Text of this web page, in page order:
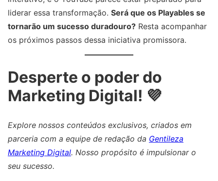
liderar essa transformação. Será que os Playables se
tornarão um sucesso duradouro? Resta acompanhar
os próximos passos dessa iniciativa promissora.
Desperte o poder do
Marketing Digital! 💜
Explore nossos conteúdos exclusivos, criados em
parceria com a equipe de redação da Gentileza
Marketing Digital. Nosso propósito é impulsionar o
seu sucesso.